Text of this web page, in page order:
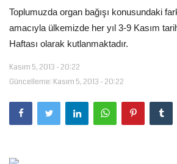
Köşe Yazıları
Şanlıurfa
Eğitim
Toplumuzda organ bağışı konusundaki
amacıyla ülkemizde her yıl 3-9 Kasım
Haftası olarak kutlanmaktadır.
Kasım 5, 2013 - 20:22
Güncelleme: Kasım 5, 2013 - 20:22